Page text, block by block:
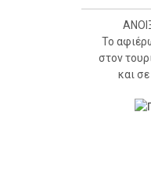
Το
στον
και